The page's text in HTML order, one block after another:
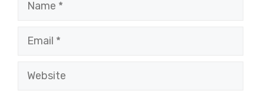
Email
Website